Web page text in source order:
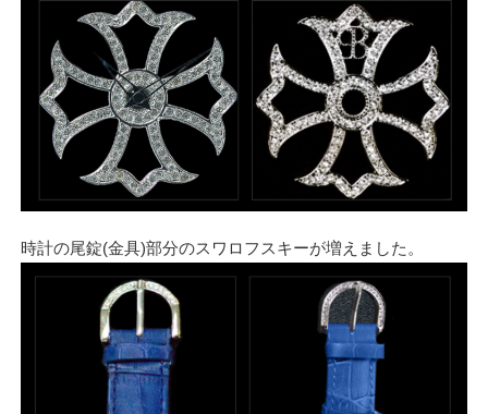
時計の尾錠(金具)部分のスワロフスキーが増えました。